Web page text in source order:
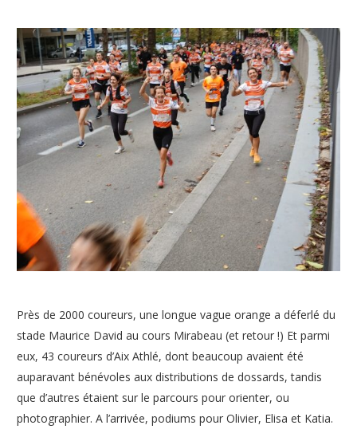
Près de 2000 coureurs, une longue vague orange a déferlé du
stade Maurice David au cours Mirabeau (et retour !) Et parmi
eux, 43 coureurs d’Aix Athlé, dont beaucoup avaient été
auparavant bénévoles aux distributions de dossards, tandis
que d’autres étaient sur le parcours pour orienter, ou
photographier. A l’arrivée, podiums pour Olivier, Elisa et Katia.